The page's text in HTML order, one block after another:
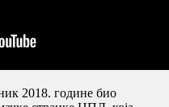
2018. године био